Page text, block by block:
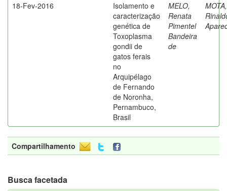
18-Fev-2016
Isolamento e
caracterização
genética de
Toxoplasma
gondii de
gatos ferais
no
Arquipélago
de Fernando
de Noronha,
Pernambuco,
Brasil
MELO,
Renata
Pimentel
Bandeira
de
MOTA,
Compartilhamento
Busca facetada